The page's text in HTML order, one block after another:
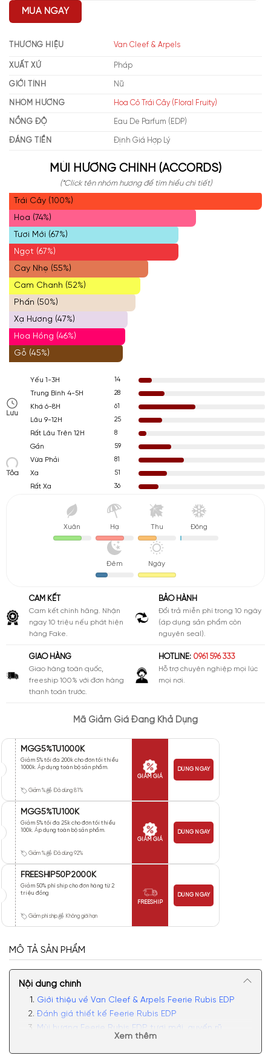
MUA NGAY
THƯƠNG HIỆU Van Cleef & Arpels
XUẤT XỨ Pháp
GIỚI TÍNH Nữ
NHÓM HƯƠNG Hoa Cỏ Trái Cây (Floral Fruity)
NỒNG ĐỘ Eau De Parfum (EDP)
ĐÁNG TIỀN Định Giá Hợp Lý
MÙI HƯƠNG CHÍNH (ACCORDS)
(*Click tên nhóm hương để tìm hiểu chi tiết)
Trái Cây (100%)
Hoa (74%)
Tươi Mới (67%)
Ngọt (67%)
Cay Nhẹ (55%)
Cam Chanh (52%)
Phấn (50%)
Xạ Hương (47%)
Hoa Hồng (46%)
Gỗ (45%)
Lưu
Yếu 1-3H
14
Trung Bình 4-5H
28
Khá 6-8H
61
Lâu 9-12H
25
Rất Lâu Trên 12H
8
Tỏa
Gần
59
Vừa Phải
81
Xa
51
Rất Xa
36
Xuân Hạ Thu Đông
Đêm Ngày
CAM KẾT
Cam kết chính hãng. Nhận
ngay 10 triệu nếu phát hiện
hàng Fake.
BẢO HÀNH
Đổi trả miễn phí trong 10 ngày
(áp dụng sản phẩm còn
nguyên seal).
GIAO HÀNG
Giao hàng toàn quốc,
freeship 100% với đơn hàng
thanh toán trước.
HOTLINE: 0961 596 333
Hỗ trợ chuyên nghiệp mọi lúc
mọi nơi.
Mã Giảm Giá Đang Khả Dụng
MGG5%TU1000K
Giảm 5% tối đa 200k cho đơn tối thiểu
1000k. Áp dụng toàn bộ sản phẩm.
Giảm % Đã dùng 81%
GIẢM GIÁ
DÙNG NGAY
MGG5%TU100K
Giảm 5% tối đa 25k cho đơn tối thiểu
100k. Áp dụng toàn bộ sản phẩm.
Giảm % Đã dùng 92%
GIẢM GIÁ
DÙNG NGAY
FREESHIP50P2000K
Giảm 50% phí ship cho đơn hàng từ 2
triệu đồng
Giảm phí ship Không giới hạn
FREESHIP
DÙNG NGAY
MÔ TẢ SẢN PHẨM
Nội dung chính
Giới thiệu về Van Cleef & Arpels Feerie Rubis EDP
Đánh giá thiết kế Feerie Rubis EDP
Mùi hương Feerie Rubis EDP tươi mới, quyến rũ
Xem thêm